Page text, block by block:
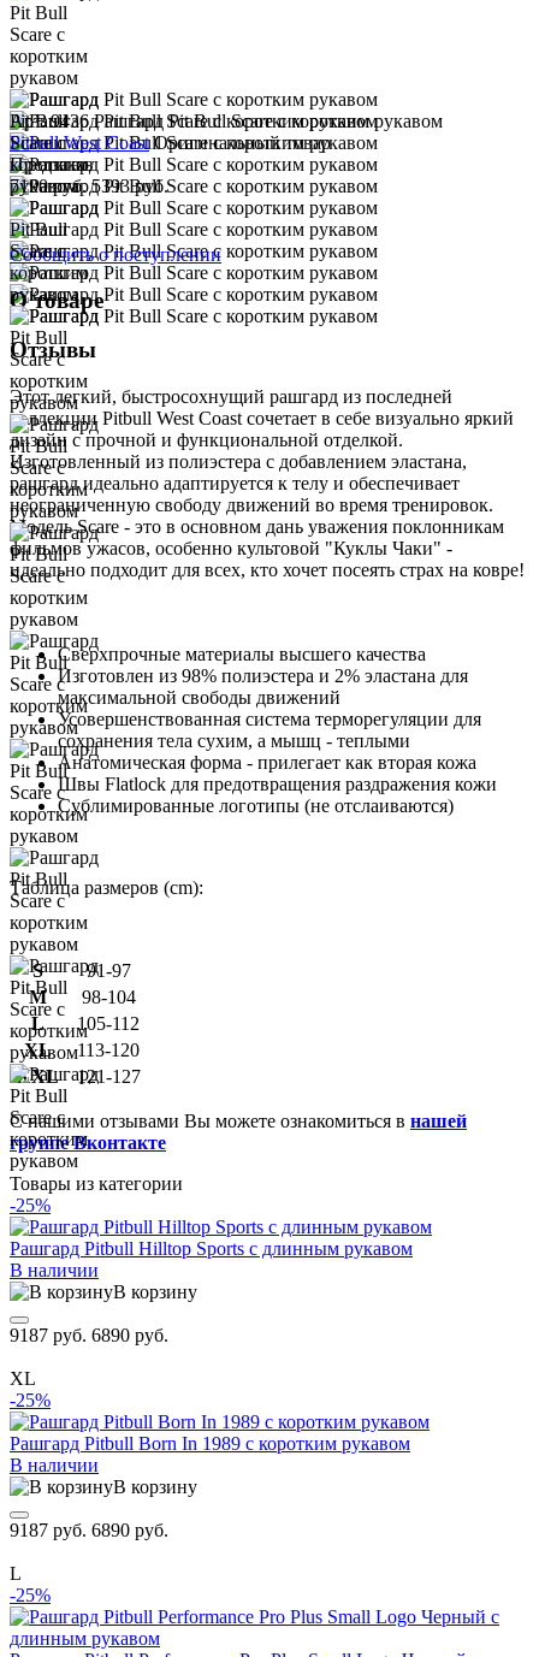
Арт. 9436 Рашгард Pit Bull Scare с коротким рукавом
Pitbull West Coast Оригинальный товар
Предзаказ
7190 руб. 5393 руб.
Сообщить о поступлении
О товаре
Отзывы
Этот легкий, быстросохнущий рашгард из последней
коллекции Pitbull West Coast сочетает в себе визуально яркий
дизайн с прочной и функциональной отделкой.
Изготовленный из полиэстера с добавлением эластана,
рашгард идеально адаптируется к телу и обеспечивает
неограниченную свободу движений во время тренировок.
Модель Scare - это в основном дань уважения поклонникам
фильмов ужасов, особенно культовой "Куклы Чаки" -
идеально подходит для всех, кто хочет посеять страх на ковре!
Сверхпрочные материалы высшего качества
Изготовлен из 98% полиэстера и 2% эластана для
максимальной свободы движений
Усовершенствованная система терморегуляции для
сохранения тела сухим, а мышц - теплыми
Анатомическая форма - прилегает как вторая кожа
Швы Flatlock для предотвращения раздражения кожи
Сублимированные логотипы (не отслаиваются)
Таблица размеров (cm):
S
91-97
M
98-104
L
105-112
XL
113-120
XXL
121-127
С нашими отзывами Вы можете ознакомиться в нашей
группе Вконтакте
Товары из категории
-25%
Рашгард Pitbull Hilltop Sports с длинным рукавом
В наличии
В корзину
9187 руб. 6890 руб.
XL
-25%
Рашгард Pitbull Born In 1989 с коротким рукавом
В наличии
В корзину
9187 руб. 6890 руб.
L
-25%